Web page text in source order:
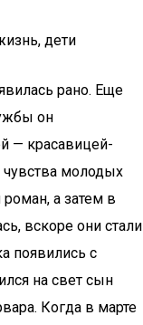
дети
рано. Еще
он
— красавицей-
молодых
а затем в
вскоре они стали
появились с
на свет сын
Когда в марте